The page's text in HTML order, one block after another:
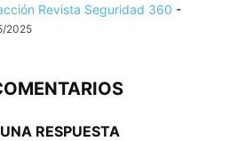
Revista Seguridad 360 -
2025
RESPUESTA